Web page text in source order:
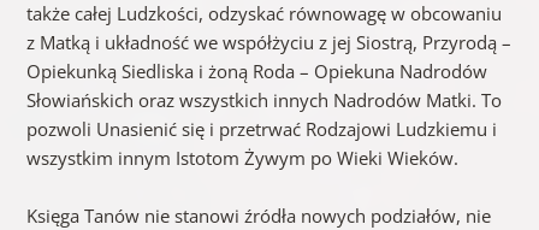
także całej Ludzkości, odzyskać równowagę w obcowaniu
z Matką i układność we współżyciu z jej Siostrą, Przyrodą –
Opiekunką Siedliska i żoną Roda – Opiekuna Nadrodów
Słowiańskich oraz wszystkich innych Nadrodów Matki. To
pozwoli Unasienić się i przetrwać Rodzajowi Ludzkiemu i
wszystkim innym Istotom Żywym po Wieki Wieków.
Księga Tanów nie stanowi źródła nowych podziałów, nie